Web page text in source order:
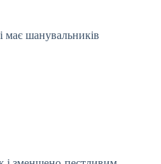
має шанувальників